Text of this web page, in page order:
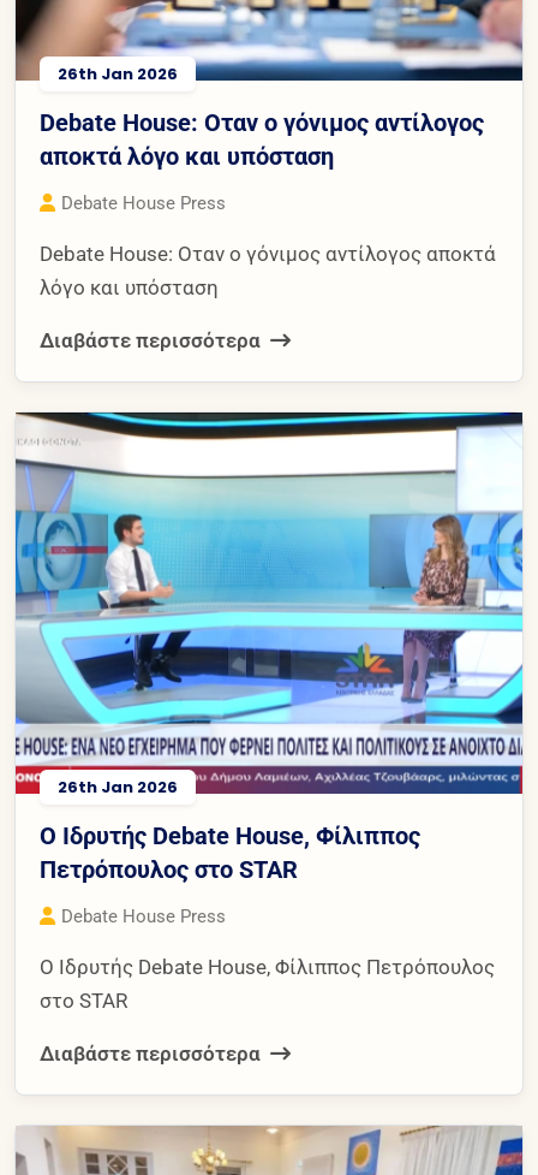
26th Jan 2026
Debate House: Οταν ο γόνιμος αντίλογος
αποκτά λόγο και υπόσταση
Debate House Press
Debate House: Οταν ο γόνιμος αντίλογος αποκτά
λόγο και υπόσταση
Διαβάστε περισσότερα
26th Jan 2026
Ο Ιδρυτής Debate House, Φίλιππος
Πετρόπουλος στο STAR
Debate House Press
Ο Ιδρυτής Debate House, Φίλιππος Πετρόπουλος
στο STAR
Διαβάστε περισσότερα